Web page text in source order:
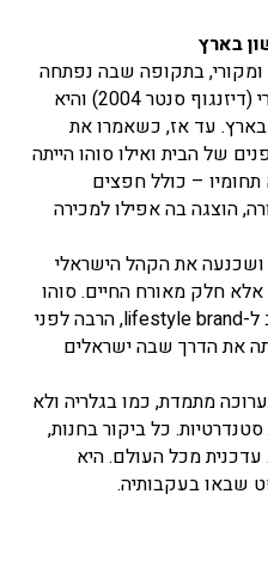
בארץ
ומקורי, בתקופה שבה נפתחה
החנות הראשונה בקניון פופולארי (דיזנגוף סנטר 2004) והיא
עד אז, כשאמרו את
של הבית ואילו סוהו הייתה
– כולל חפצים
הוצגה בה אפילו למכירה
ושכנעה את הקהל הישראלי
אלא חלק מאורח החיים. סוהו
הייתה מהראשונות שהפכו עיצוב ל-lifestyle brand, הרבה לפני
את הדרך שבה ישראלים
מתמדת, כמו בגלריה ולא
כל ביקור בחנות,
עדכנית מכל העולם. היא
שבאו בעקבותיה.